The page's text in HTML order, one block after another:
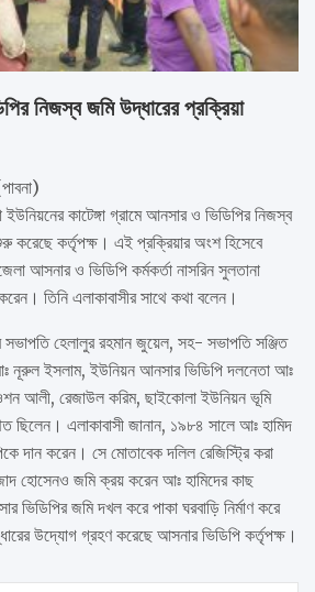
নিজস্ব জমি উদ্ধারের প্রক্রিয়া
কাটেঙ্গা গ্রামে আনসার ও ভিডিপির নিজস্ব
করেছে কর্তৃপক্ষ। এই প্রক্রিয়ার অংশ হিসেবে
আসনার ও ভিডিপি কর্মকর্তা নাসরিন সুলতানা
তিনি এলাকাবাসীর সাথে কথা বলেন।
হেলালুর রহমান জুয়েল, সহ- সভাপতি সঞ্জিত
নূরুল ইসলাম, ইউনিয়ন আনসার ভিডিপি দলনেতা আঃ
আলী, রেজাউল করিম, ছাইকোলা ইউনিয়ন ভূমি
ছিলেন। এলাকাবাসী জানান, ১৯৮৪ সালে আঃ হামিদ
দান করেন। সে মোতাবেক দলিল রেজিস্ট্রি করা
হোসেনও জমি ক্রয় করেন আঃ হামিদের কাছ
জমি দখল করে পাকা ঘরবাড়ি নির্মাণ করে
উদ্যোগ গ্রহণ করেছে আসনার ভিডিপি কর্তৃপক্ষ।